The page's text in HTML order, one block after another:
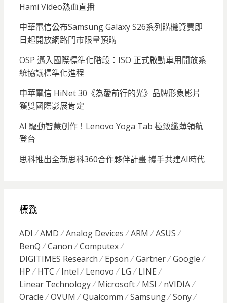
Hami Video熱血直播
中華電信公布Samsung Galaxy S26系列購機資費即
日起開放網路門市限量預購
OSP 邁入國際標準化階段：ISO 正式啟動車用開放系
統協議標準化進程
中華電信 HiNet 30《為愛前行的光》品牌形象影片
獲雙國際影展肯定
AI 驅動智慧創作！Lenovo Yoga Tab 極致纖薄領航
登台
思科推出全新思科360合作夥伴計畫 攜手共建AI時代
標籤
ADI AMD Analog Devices ARM
ASUS
BenQ
Canon
Computex
DIGITIMES Research
Epson Gartner
Google
HP
HTC Intel Lenovo LG
LINE
Linear Technology
Microsoft MSI
nVIDIA
Oracle
OVUM Qualcomm Samsung
Sony